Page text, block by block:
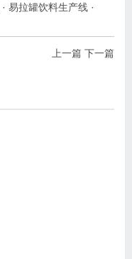
· 易拉罐饮料生产线 ·
上一篇 下一篇